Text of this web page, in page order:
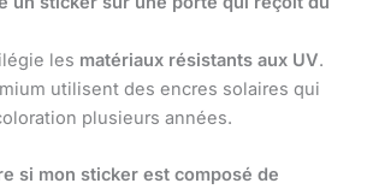
les matériaux résistants aux UV.
utilisent des encres solaires qui
plusieurs années.
si mon sticker est composé de